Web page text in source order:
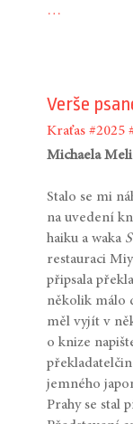
…
Verše
Kraťas #2025
Michaela
Stalo se mi
na uvedení
haiku a waka
restauraci
připsala
několik málo
měl vyjít v
o knize
jemného
Prahy se stal